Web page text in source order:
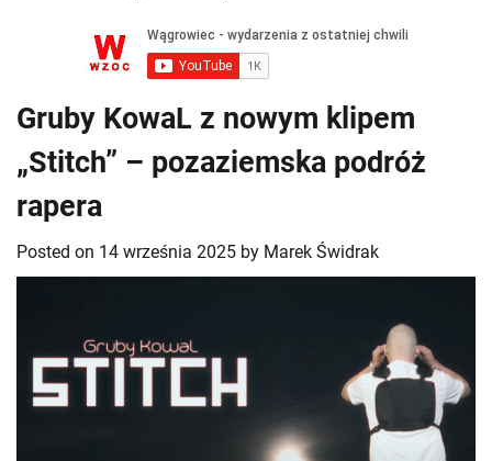
Gruby KowaL z nowym klipem
„Stitch” – pozaziemska podróż
rapera
Posted on 14 września 2025 by Marek Świdrak